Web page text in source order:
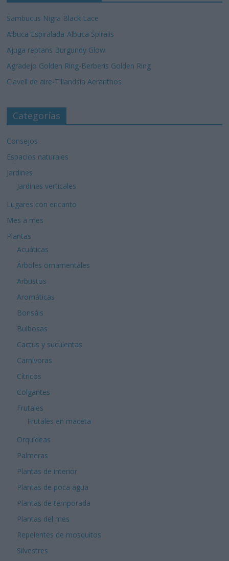
Sambucus Nigra Black Lace
Albuca Espiralada-Albuca Spiralis
Ajuga reptans Burgundy Glow
Agradejo Golden Ring-Berberis Golden Ring
Clavell de aire-Tillandsia Aeranthos
Categorías
Consejos
Espacios naturales
Jardines
Jardines verticales
Lugares con encanto
Mes a mes
Plantas
Acuáticas
Árboles ornamentales
Arbustos
Aromáticas
Bonsáis
Bulbosas
Cactus y suculentas
Carnívoras
Cítricos
Colgantes
Frutales
Frutales en maceta
Orquídeas
Palmeras
Plantas de interior
Plantas de poca agua
Plantas de temporada
Plantas del mes
Repelentes de mosquitos
Silvestres